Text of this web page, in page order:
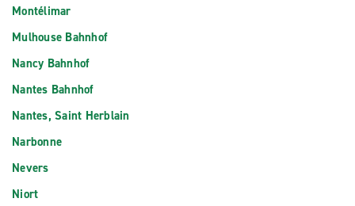
Montélimar
Mulhouse Bahnhof
Nancy Bahnhof
Nantes Bahnhof
Nantes, Saint Herblain
Narbonne
Nevers
Niort